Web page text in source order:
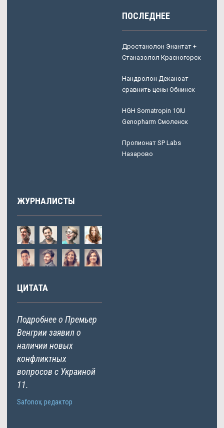
ПОСЛЕДНЕЕ
Дростанолон Энантат +
Станазолол Красногорск
Нандролон Деканоат
сравнить цены Обнинск
HGH Somatropin 10IU
Genopharm Смоленск
Пропионат SP Labs
Назарово
ЖУРНАЛИСТЫ
ЦИТАТА
Подробнее о Премьер
Венгрии заявил о
наличии новых
конфликтных
вопросов с Украиной
11.
Safonov, редактор